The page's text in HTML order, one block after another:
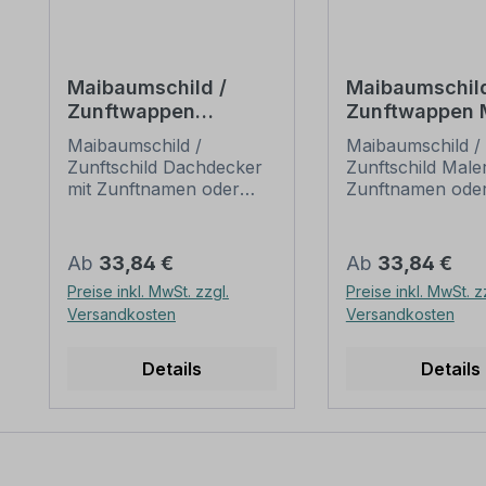
Maibaumschild /
Zunftwappen
Dachdecker mit
Zunftnamen oder
Ihrem Wunschtext -
Maibaumschild /
Zunftschild Dachdecker
mit Zunftnamen oder
und Zunftwappen sind in
Ihrer Symbolik
mittelalterlichen oder
neueren Ausführungen
nachempfunden. Da die
Handwerkswappen der
Regulärer Preis:
Ab 33,84 €
Preise inkl. MwSt. zzgl.
Versandkosten
Details
Zunftwappen
mit
Ihrem
Wappen B
Maibaumschild /
Zunftschild
Zunftnamen
Zunftwappen
Ihrer Symbolik
mittelalterlichen
neueren
Regulärer Preis:
Ab 33,84 €
Preise inkl. MwSt.
Versandkosten
Details